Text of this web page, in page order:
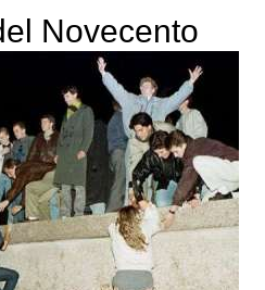
Novecento